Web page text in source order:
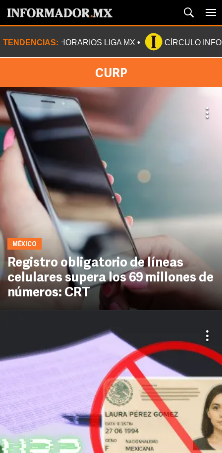
TENDENCIAS: HORARIOS LIGA MX CÍRCULO
CURP
MÉXICO
Registro obligatorio de líneas
celulares supera los 69 millones de
números: CRT